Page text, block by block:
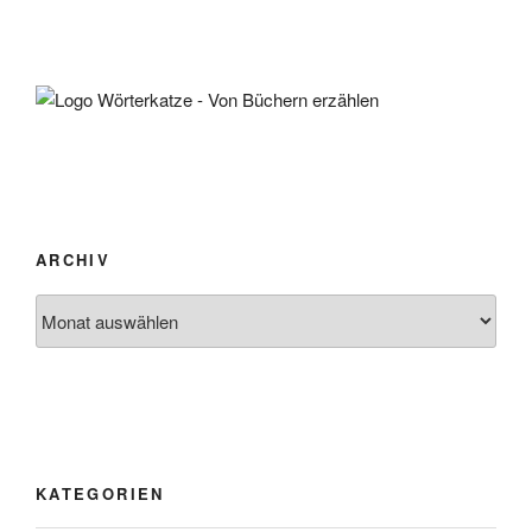
ARCHIV
KATEGORIEN